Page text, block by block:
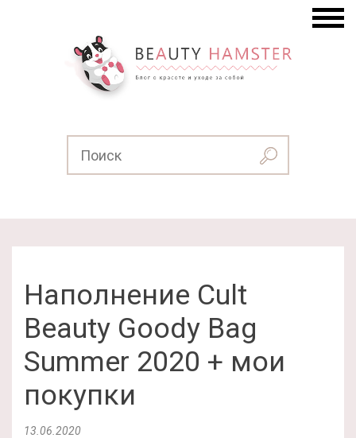
Наполнение Cult
Beauty Goody Bag
Summer 2020 + мои
покупки
13.06.2020